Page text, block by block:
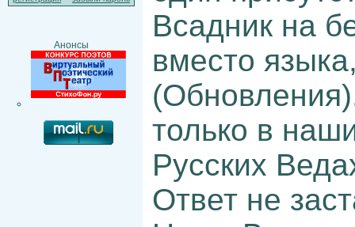
Анонсы
Всадник на
вместо
только в
Русских
Ответ не